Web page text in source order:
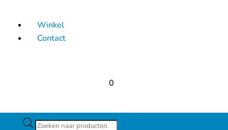
Winkel
Contact
0
Producten